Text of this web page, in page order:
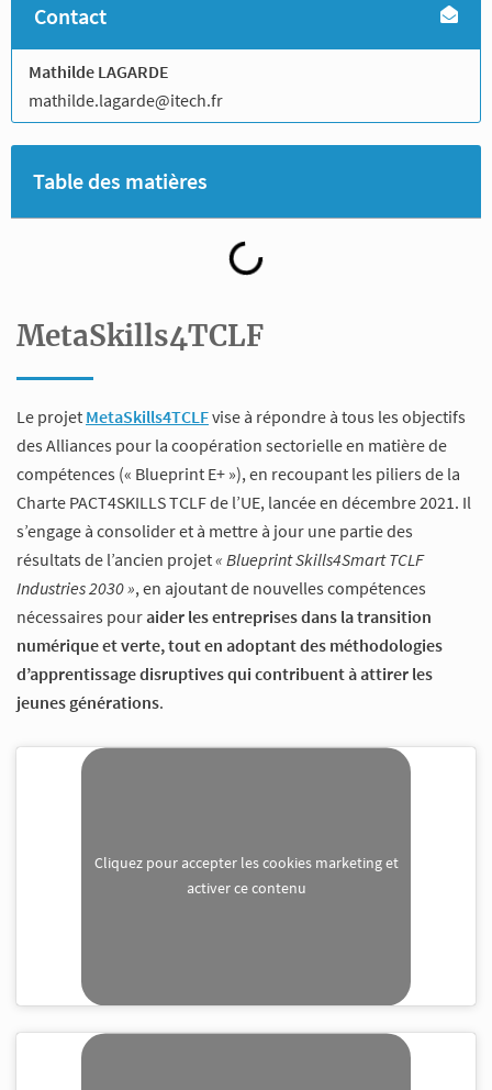
Contact
Mathilde LAGARDE
mathilde.lagarde@itech.fr
Table des matières
MetaSkills4TCLF
Le projet MetaSkills4TCLFvise à répondre à tous les objectifs
des Alliances pour la coopération sectorielle en matière de
compétences (« Blueprint E+ »), en recoupant les piliers de la
Charte PACT4SKILLS TCLF de l’UE, lancée en décembre 2021. Il
s’engage à consolider et à mettre à jour une partie des
résultats de l’ancien projet« Blueprint Skills4Smart TCLF
Industries 2030 », en ajoutant de nouvelles compétences
nécessaires pouraider les entreprises dans la transition
numérique et verte, tout en adoptant des méthodologies
d’apprentissage disruptives qui contribuent à attirer les
jeunes générations.
Cliquez pour accepter les cookies marketing et
activer ce contenu